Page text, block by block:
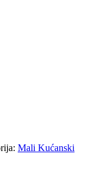
Mali Kućanski